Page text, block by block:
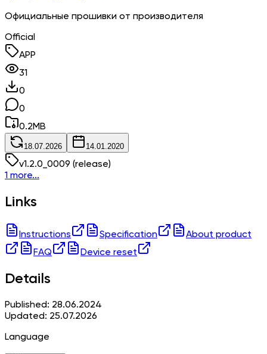
Официальные прошивки от производителя
Official
APP
31
0
0
0.2MB
18.07.2026 14.01.2020
v1.2.0_0009 (release)
1 more...
Links
Instructions Specification
About product
FAQ
Device reset
Details
Published: 28.06.2024
Updated: 25.07.2026
Language